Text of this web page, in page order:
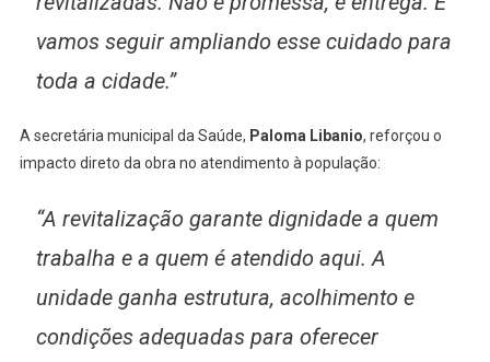
vamos seguir ampliando esse cuidado para
toda a cidade.”
A secretária municipal da Saúde, Paloma Libanio, reforçou o
impacto direto da obra no atendimento à população:
“A revitalização garante dignidade a quem
trabalha e a quem é atendido aqui. A
unidade ganha estrutura, acolhimento e
condições adequadas para oferecer